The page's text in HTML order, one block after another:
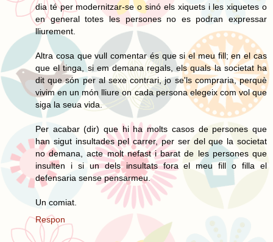
dia té per modernitzar-se o sinó els xiquets i les xiquetes o
en general totes les persones no es podran expressar
lliurement.
Altra cosa que vull comentar és que si el meu fill; en el cas
que el tinga, si em demana regals, els quals la societat ha
dit que són per al sexe contrari, jo se'ls compraria, perquè
vivim en un món lliure on cada persona elegeix com vol que
siga la seua vida.
Per acabar (dir) que hi ha molts casos de persones que
han sigut insultades pel carrer, per ser del que la societat
no demana, acte molt nefast i barat de les persones que
insulten i si un dels insultats fora el meu fill o filla el
defensaria sense pensarmeu.
Un comiat.
Respon